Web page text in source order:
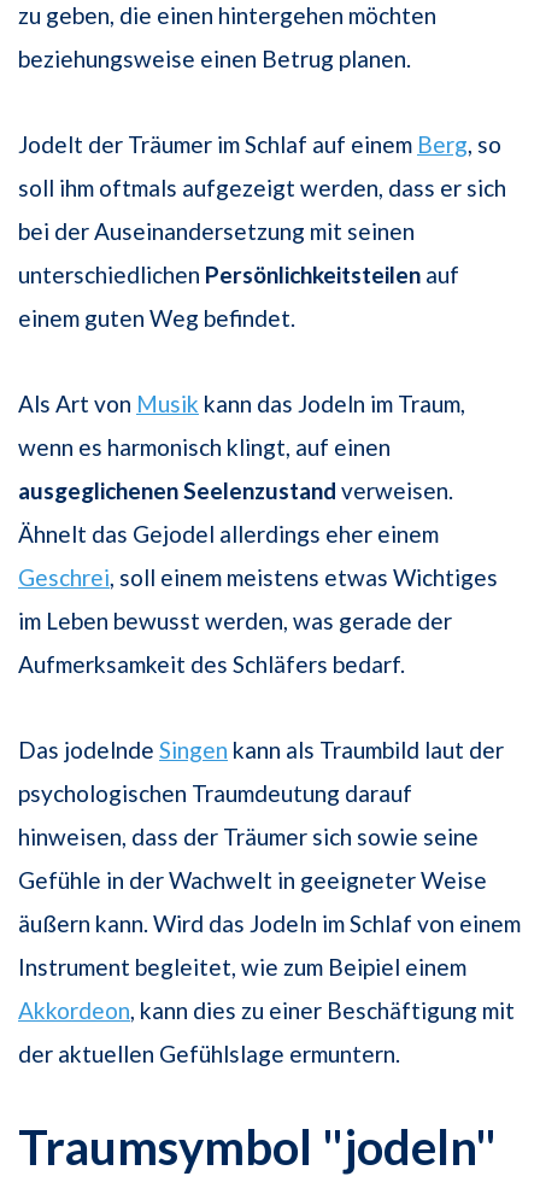
zu geben, die einen hintergehen möchten
beziehungsweise einen Betrug planen.
Jodelt der Träumer im Schlaf auf einem Berg, so
soll ihm oftmals aufgezeigt werden, dass er sich
bei der Auseinandersetzung mit seinen
unterschiedlichen Persönlichkeitsteilen auf
einem guten Weg befindet.
Als Art von Musik kann das Jodeln im Traum,
wenn es harmonisch klingt, auf einen
ausgeglichenen Seelenzustand verweisen.
Ähnelt das Gejodel allerdings eher einem
Geschrei, soll einem meistens etwas Wichtiges
im Leben bewusst werden, was gerade der
Aufmerksamkeit des Schläfers bedarf.
Das jodelnde Singen kann als Traumbild laut der
psychologischen Traumdeutung darauf
hinweisen, dass der Träumer sich sowie seine
Gefühle in der Wachwelt in geeigneter Weise
äußern kann. Wird das Jodeln im Schlaf von einem
Instrument begleitet, wie zum Beipiel einem
Akkordeon, kann dies zu einer Beschäftigung mit
der aktuellen Gefühlslage ermuntern.
Traumsymbol "jodeln"